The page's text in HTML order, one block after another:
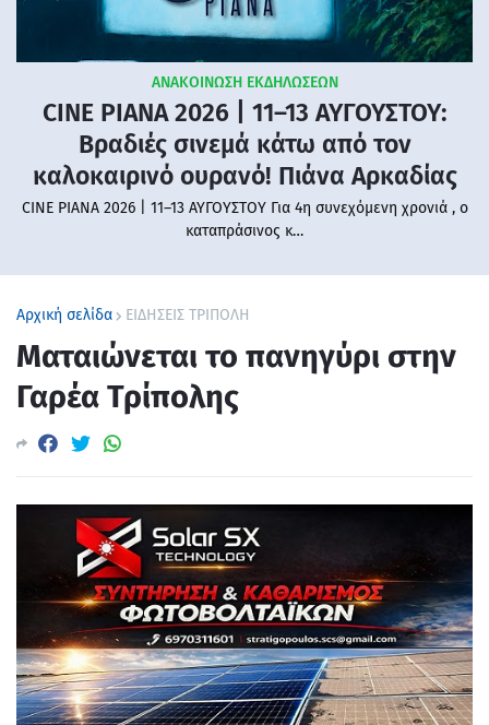
ΑΝΑΚΟΙΝΩΣΗ ΕΚΔΗΛΩΣΕΩΝ
CINE PIANA 2026 | 11–13 ΑΥΓΟΥΣΤΟΥ:
Βραδιές σινεμά κάτω από τον
καλοκαιρινό ουρανό! Πιάνα Αρκαδίας
CINE PIANA 2026 | 11–13 ΑΥΓΟΥΣΤΟΥ Για 4η συνεχόμενη χρονιά , ο
καταπράσινος κ…
Αρχική σελίδα ΕΙΔΗΣΕΙΣ ΤΡΙΠΟΛΗ
Ματαιώνεται το πανηγύρι στην
Γαρέα Τρίπολης